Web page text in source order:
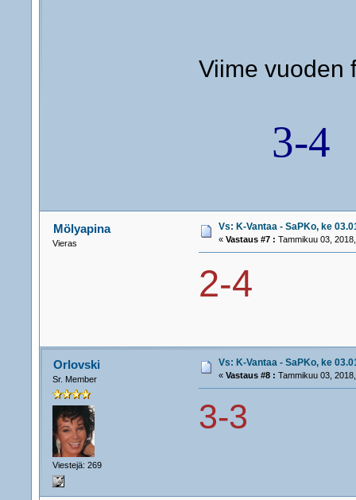
Viime vuoden
3-4
Mölyapina
Vieras
Vs: K-Vantaa - SaPKo, ke
«Vastaus #7 : Tammikuu 03,
2-4
Orlovski
Sr. Member
Viestejä: 269
Vs: K-Vantaa - SaPKo, ke
«Vastaus #8 : Tammikuu 03,
3-3